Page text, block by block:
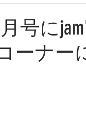
号に
ーナー